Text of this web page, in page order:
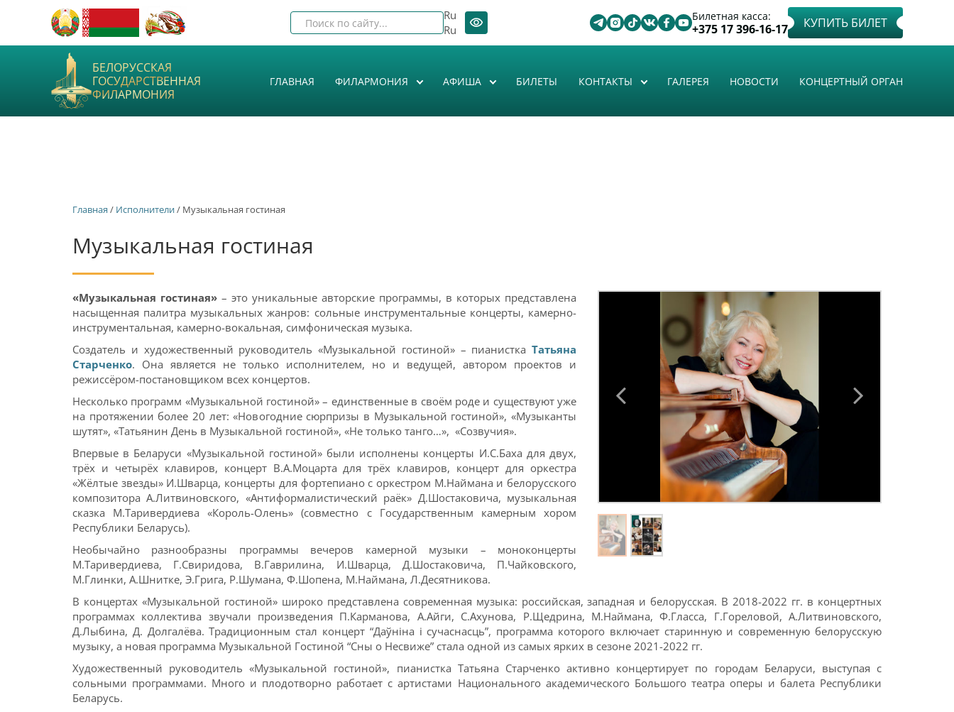
Билетная касса:
+375 17 396-16-17 КУПИТЬ БИЛЕТ
Ru
Ru
БЕЛОРУССКАЯ
ГОСУДАРСТВЕННАЯ
ФИЛАРМОНИЯ
ГЛАВНАЯ ФИЛАРМОНИЯ АФИША БИЛЕТЫ КОНТАКТЫ ГАЛЕРЕЯ НОВОСТИ КОНЦЕРТНЫЙ ОРГАН
Главная / Исполнители/ Музыкальная гостиная
Музыкальная гостиная
«Музыкальная гостиная» – это уникальные авторские программы, в которых представлена
насыщенная палитра музыкальных жанров: сольные инструментальные концерты, камерно-
инструментальная, камерно-вокальная, симфоническая музыка.
Создатель и художественный руководитель «Музыкальной гостиной» – пианистка Татьяна
Старченко. Она является не только исполнителем, но и ведущей, автором проектов и
режиссёром-постановщиком всех концертов.
Несколько программ «Музыкальной гостиной» – единственные в своём роде и существуют уже
на протяжении более 20 лет: «Новогодние сюрпризы в Музыкальной гостиной», «Музыканты
шутят», «Татьянин День в Музыкальной гостиной», «Не только танго…», «Созвучия».
Впервые в Беларуси «Музыкальной гостиной» были исполнены концерты И.С.Баха для двух,
трёх и четырёх клавиров, концерт В.А.Моцарта для трёх клавиров, концерт для оркестра
«Жёлтые звезды» И.Шварца, концерты для фортепиано с оркестром М.Наймана и белорусского
композитора А.Литвиновского, «Антиформалистический раёк» Д.Шостаковича, музыкальная
сказка М.Таривердиева «Король-Олень» (совместно с Государственным камерным хором
Республики Беларусь).
Необычайно разнообразны программы вечеров камерной музыки – моноконцерты
М.Таривердиева, Г.Свиридова, В.Гаврилина, И.Шварца, Д.Шостаковича, П.Чайковского,
М.Глинки, А.Шнитке, Э.Грига, Р.Шумана, Ф.Шопена, М.Наймана, Л.Десятникова.
В концертах «Музыкальной гостиной» широко представлена современная музыка: российская, западная и белорусская. В 2018-2022 гг. в концертных
программах коллектива звучали произведения П.Карманова, А.Айги, С.Ахунова, Р.Щедрина, М.Наймана, Ф.Гласса, Г.Гореловой, А.Литвиновского,
Д.Лыбина, Д. Долгалёва. Традиционным стал концерт “Даўнiна і сучаснасць”, программа которого включает старинную и современную белорусскую
музыку, а новая программа Музыкальной Гостиной “Сны о Несвиже” стала одной из самых ярких в сезоне 2021-2022 гг.
Художественный руководитель «Музыкальной гостиной», пианистка Татьяна Старченко активно концертирует по городам Беларуси, выступая с
сольными программами. Много и плодотворно работает с артистами Национального академического Большого театра оперы и балета Республики
Беларусь.